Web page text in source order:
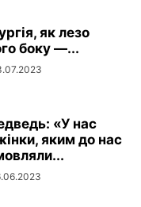
як лезо
боку —...
«У нас
яким до нас